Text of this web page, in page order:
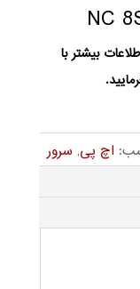
NC
بیشتر با
اچ پی, سرور